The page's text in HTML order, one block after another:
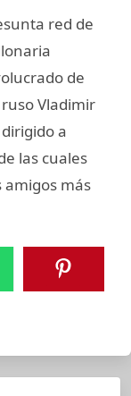
red de
de
Vladimir
a
las cuales
amigos más